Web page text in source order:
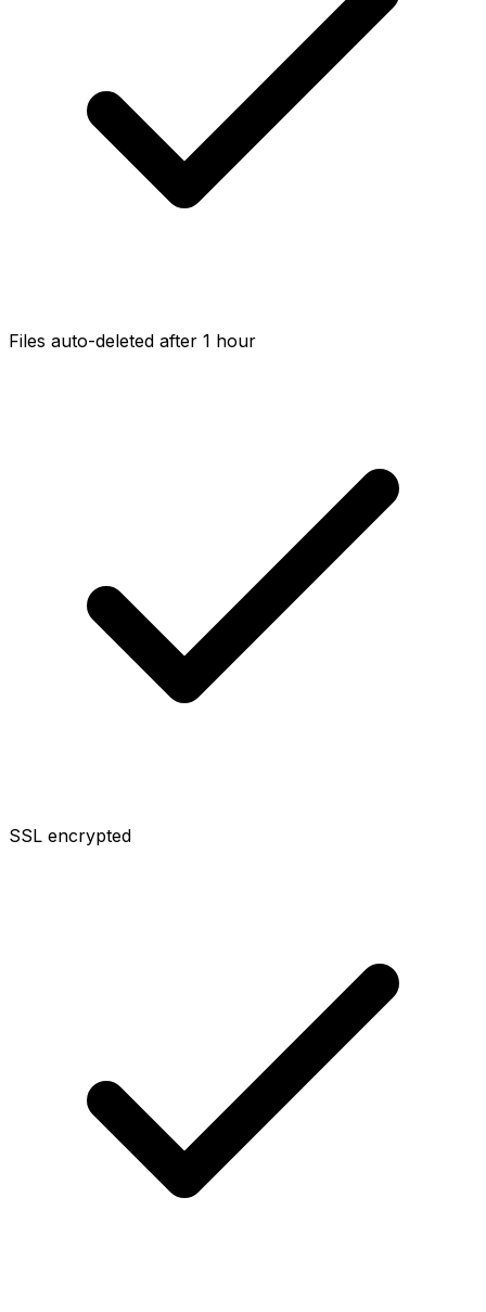
Files auto-deleted after 1 hour
SSL encrypted